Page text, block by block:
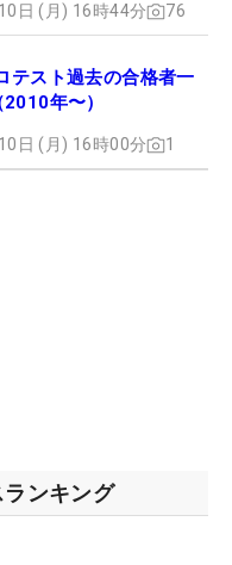
日 (月) 16時44分 76
テスト過去の合格者一
年〜）
日 (月) 16時00分 1
ンキング